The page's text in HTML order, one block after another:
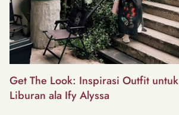
Get The Look: Inspirasi Outfit untuk
Liburan ala Ify Alyssa